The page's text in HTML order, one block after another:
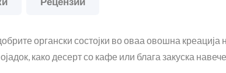
органски состојки во оваа овошна
како десерт со кафе или блага закуска